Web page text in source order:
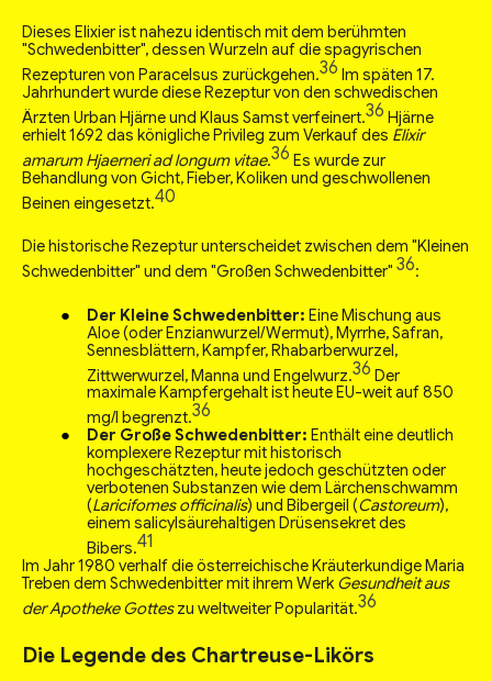
Dieses Elixier ist nahezu identisch mit dem berühmten
"Schwedenbitter", dessen Wurzeln auf die spagyrischen
Rezepturen von Paracelsus zurückgehen.36 Im späten 17.
Jahrhundert wurde diese Rezeptur von den schwedischen
Ärzten Urban Hjärne und Klaus Samst verfeinert.36 Hjärne
erhielt 1692 das königliche Privileg zum Verkauf des Elixir
amarum Hjaerneri ad longum vitae.36 Es wurde zur
Behandlung von Gicht, Fieber, Koliken und geschwollenen
Beinen eingesetzt.40
Die historische Rezeptur unterscheidet zwischen dem "Kleinen
Schwedenbitter" und dem "Großen Schwedenbitter" 36:
Der Kleine Schwedenbitter: Eine Mischung aus
Aloe (oder Enzianwurzel/Wermut), Myrrhe, Safran,
Sennesblättern, Kampfer, Rhabarberwurzel,
Zittwerwurzel, Manna und Engelwurz.36 Der
maximale Kampfergehalt ist heute EU-weit auf 850
mg/l begrenzt.36
Der Große Schwedenbitter: Enthält eine deutlich
komplexere Rezeptur mit historisch
hochgeschätzten, heute jedoch geschützten oder
verbotenen Substanzen wie dem Lärchenschwamm
(Laricifomes officinalis) und Bibergeil (Castoreum),
einem salicylsäurehaltigen Drüsensekret des
Bibers.41
Im Jahr 1980 verhalf die österreichische Kräuterkundige Maria
Treben dem Schwedenbitter mit ihrem Werk Gesundheit aus
der Apotheke Gotteszu weltweiter Popularität.36
Die Legende des Chartreuse-Likörs